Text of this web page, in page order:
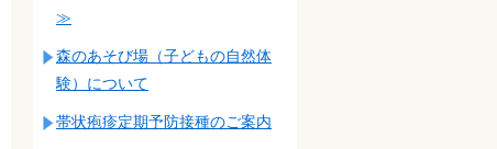
≫
森のあそび場（子どもの自然体
験）について
帯状疱疹定期予防接種のご案内